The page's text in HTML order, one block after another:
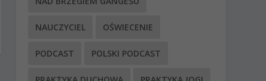
NAUCZYCIEL OŚWIECENIE
PODCAST POLSKI PODCAST